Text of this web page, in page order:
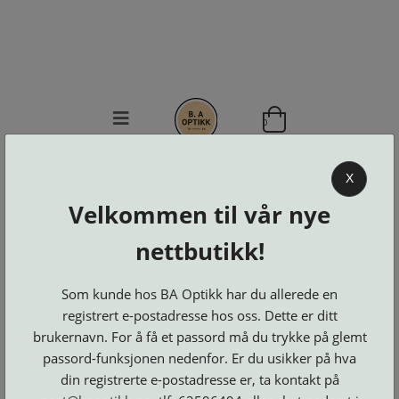
KJØPSVILKÅR
KONTAKT
OSS
DELER
LOGG INN
0
Brillerens
Brillesnorer
Clip-
on
og
Suncover
Innfatninger
Lesebriller
Luper
og
Speil
Maskiner
Microkluter
Neseputer
Solbriller
Se alle kategorier
X
Velkommen til vår nye
nettbutikk!
Som kunde hos BA Optikk har du allerede en
registrert e-postadresse hos oss. Dette er ditt
brukernavn. For å få et passord må du trykke på glemt
passord-funksjonen nedenfor. Er du usikker på hva
din registrerte e-postadresse er, ta kontakt på